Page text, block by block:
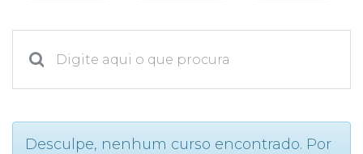
Calendário acadêmico
Internacionalização
Desculpe, nenhum curso encontrado. Por